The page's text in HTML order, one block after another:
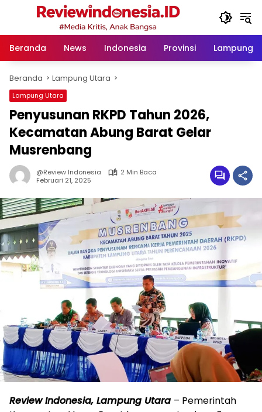
Langsung
Beranda
News Indonesia Provinsi Lampung
Beranda Lampung Utara
Lampung Utara
Penyusunan RKPD Tahun 2026,
Kecamatan Abung Barat Gelar
Musrenbang
@Review Indonesia
2 Min Baca
Februari 21, 2025
Review Indonesia, Lampung Utara – Pemerintah